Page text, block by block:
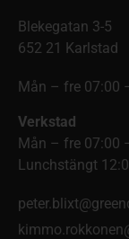
Blekegatan 3-5
652 21 Karlstad
Mån – fre 07:00
Verkstad
Mån – fre 07:00
Lunchstängt